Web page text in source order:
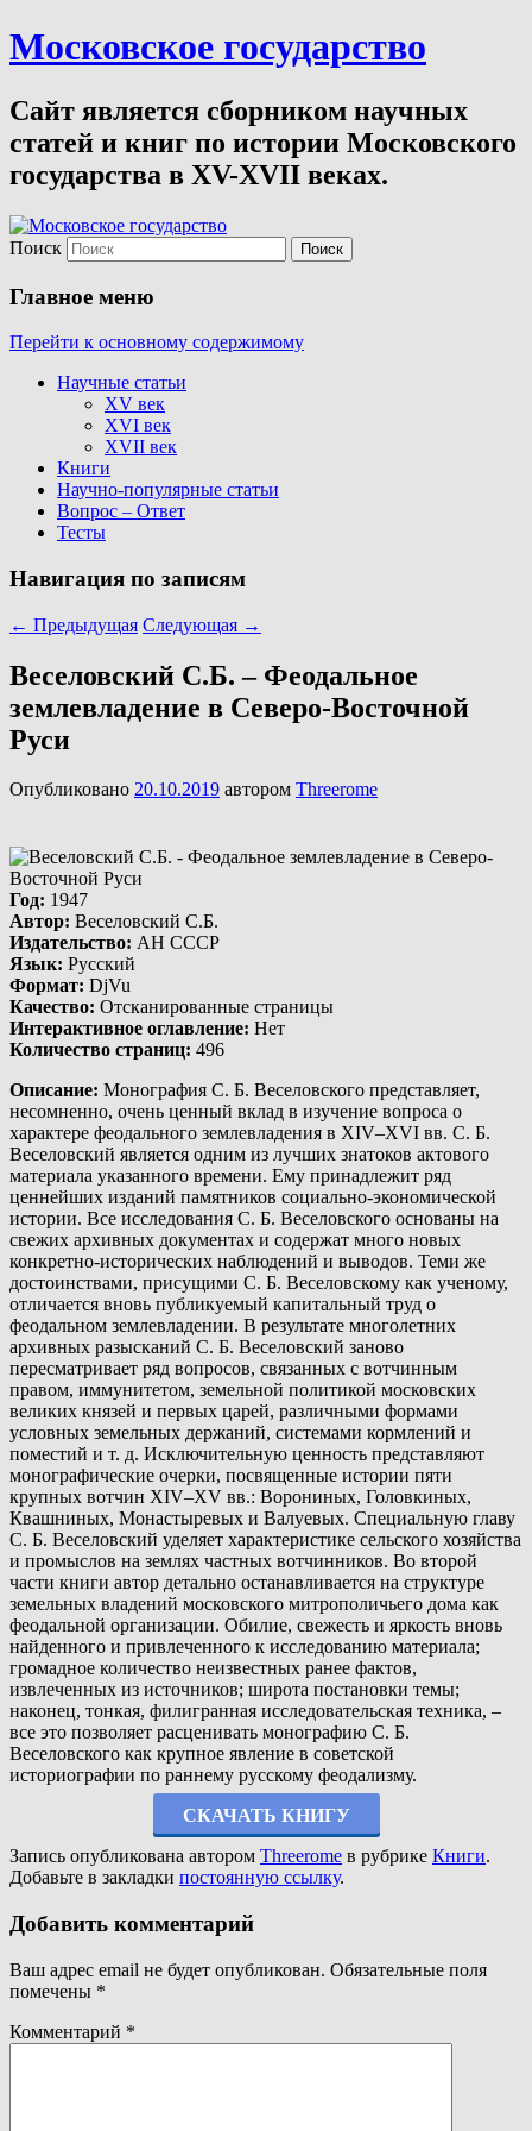
Московское государство
Сайт является сборником научных
статей и книг по истории Московского
государства в XV-XVII веках.
Поиск
Главное меню
Перейти к основному содержимому
Научные статьи
XV век
XVI век
XVII век
Книги
Научно-популярные статьи
Вопрос – Ответ
Тесты
Навигация по записям
← Предыдущая Следующая →
Веселовский С.Б. – Феодальное
землевладение в Северо-Восточной
Руси
Опубликовано 20.10.2019 автором Threerome
Год: 1947
Автор: Веселовский С.Б.
Издательство: АН СССР
Язык: Русский
Формат: DjVu
Качество: Отсканированные страницы
Интерактивное оглавление: Нет
Количество страниц: 496
Описание: Монография С. Б. Веселовского представляет,
несомненно, очень ценный вклад в изучение вопроса о
характере феодального землевладения в XIV–XVI вв. С. Б.
Веселовский является одним из лучших знатоков актового
материала указанного времени. Ему принадлежит ряд
ценнейших изданий памятников социально-экономической
истории. Все исследования С. Б. Веселовского основаны на
свежих архивных документах и содержат много новых
конкретно-исторических наблюдений и выводов. Теми же
достоинствами, присущими С. Б. Веселовскому как ученому,
отличается вновь публикуемый капитальный труд о
феодальном землевладении. В результате многолетних
архивных разысканий С. Б. Веселовский заново
пересматривает ряд вопросов, связанных с вотчинным
правом, иммунитетом, земельной политикой московских
великих князей и первых царей, различными формами
условных земельных держаний, системами кормлений и
поместий и т. д. Исключительную ценность представляют
монографические очерки, посвященные истории пяти
крупных вотчин XIV–XV вв.: Ворониных, Головкиных,
Квашниных, Монастыревых и Валуевых. Специальную главу
С. Б. Веселовский уделяет характеристике сельского хозяйства
и промыслов на землях частных вотчинников. Во второй
части книги автор детально останавливается на структуре
земельных владений московского митрополичьего дома как
феодальной организации. Обилие, свежесть и яркость вновь
найденного и привлеченного к исследованию материала;
громадное количество неизвестных ранее фактов,
извлеченных из источников; широта постановки темы;
наконец, тонкая, филигранная исследовательская техника, –
все это позволяет расценивать монографию С. Б.
Веселовского как крупное явление в советской
историографии по раннему русскому феодализму.
СКАЧАТЬ КНИГУ
Запись опубликована автором Threerome в рубрике Книги.
Добавьте в закладки постоянную ссылку.
Добавить комментарий
Ваш адрес email не будет опубликован. Обязательные поля
помечены *
Комментарий *